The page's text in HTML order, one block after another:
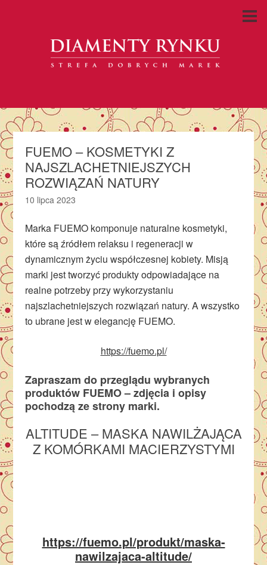
FUEMO – KOSMETYKI Z
NAJSZLACHETNIEJSZYCH
ROZWIĄZAŃ NATURY
10 lipca 2023
Marka FUEMO komponuje naturalne kosmetyki,
które są źródłem relaksu i regeneracji w
dynamicznym życiu współczesnej kobiety. Misją
marki jest tworzyć produkty odpowiadające na
realne potrzeby przy wykorzystaniu
najszlachetniejszych rozwiązań natury. A wszystko
to ubrane jest w elegancję FUEMO.
https://fuemo.pl/
Zapraszam do przeglądu wybranych
produktów FUEMO – zdjęcia i opisy
pochodzą ze strony marki.
ALTITUDE – MASKA NAWILŻAJĄCA
Z KOMÓRKAMI MACIERZYSTYMI
https://fuemo.pl/produkt/maska-
nawilzajaca-altitude/